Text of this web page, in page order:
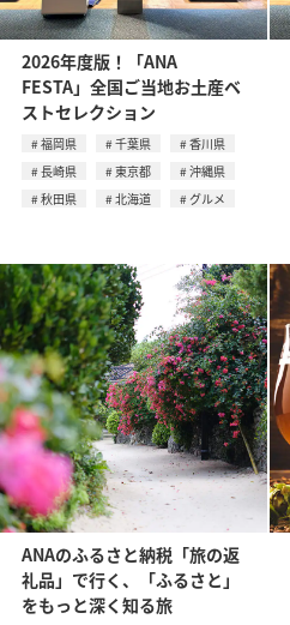
2026年度版！「ANA
FESTA」全国ご当地お土産ベ
ストセレクション
福岡県 千葉県
香川県
長崎県
東京都
沖縄県
秋田県
北海道 グルメ
ANAのふるさと納税「旅の返
礼品」で行く、「ふるさと」
をもっと深く知る旅